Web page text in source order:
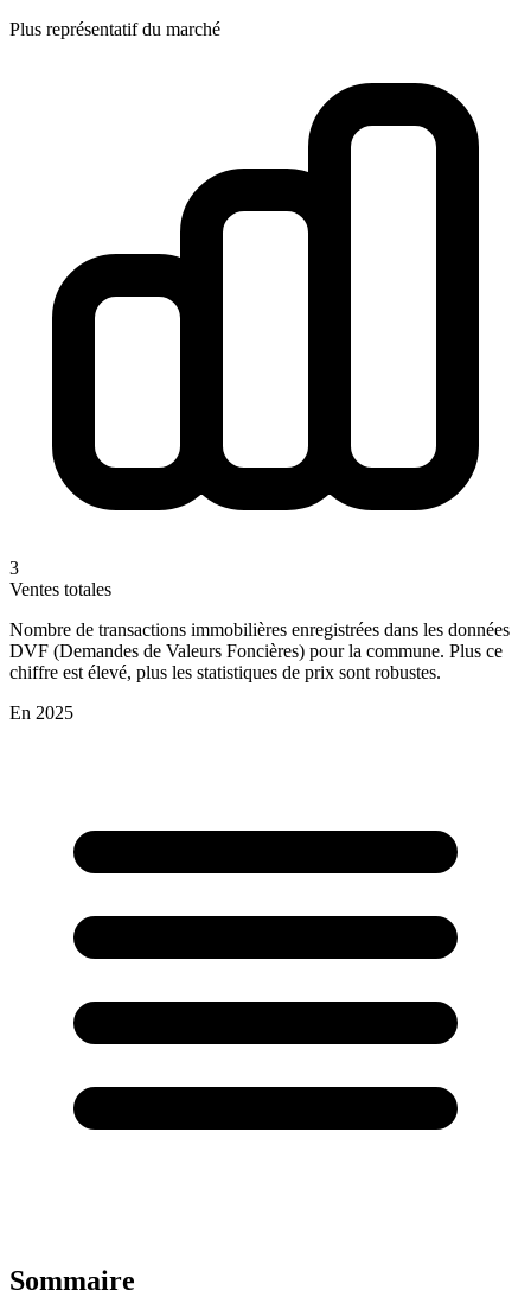
Plus représentatif du marché
3
Ventes totales
Nombre de transactions immobilières enregistrées dans les données
DVF (Demandes de Valeurs Foncières) pour la commune. Plus ce
chiffre est élevé, plus les statistiques de prix sont robustes.
En 2025
Sommaire